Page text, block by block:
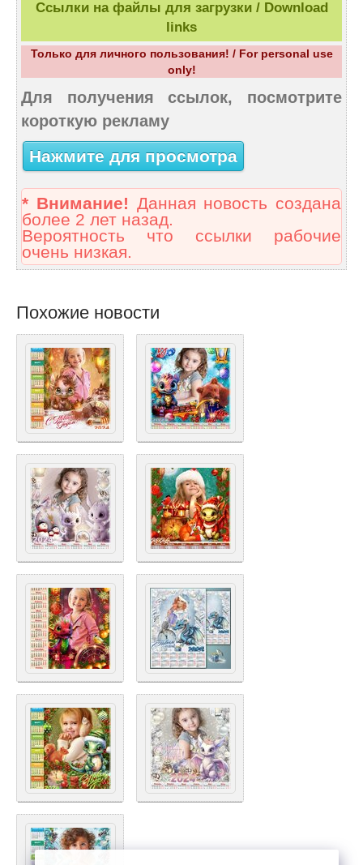
Ссылки на файлы для загрузки / Download
links
Только для личного пользования! / For personal use
only!
Для получения ссылок, посмотрите
короткую рекламу
Нажмите для просмотра
* Внимание! Данная новость создана
более 2 лет назад.
Вероятность что ссылки рабочие
очень низкая.
Похожие новости